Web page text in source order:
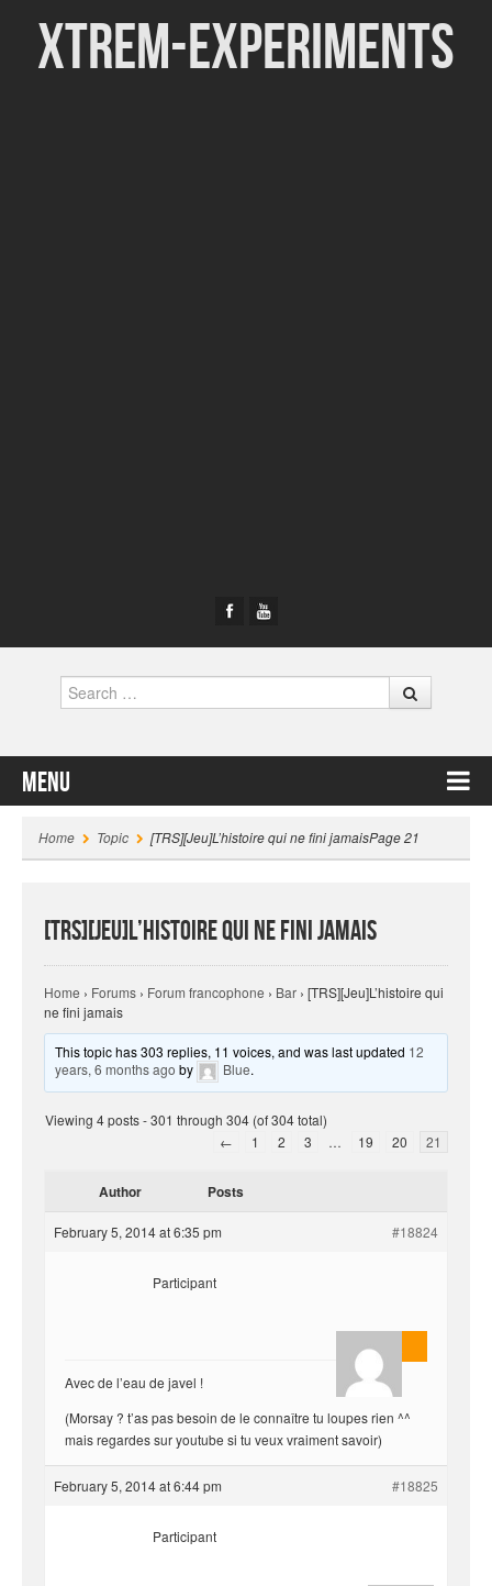
Xtrem-Experiments
Search
Menu
Home
Topic [TRS][Jeu]L’histoire qui ne fini jamaisPage 21
[TRS][Jeu]L’histoire qui ne fini jamais
Home › Forums › Forum francophone › Bar › [TRS][Jeu]L’histoire qui
ne fini jamais
This topic has 303 replies, 11 voices, and was last updated 12
years, 6 months ago by Blue.
Viewing 4 posts - 301 through 304 (of 304 total)
←
1 2 3 … 19 20 21
Author Posts
February 5, 2014 at 6:35 pm #18824
AnlonEvil.
Participant
Avec de l’eau de javel !
(Morsay ? t’as pas besoin de le connaître tu loupes rien ^^
mais regardes sur youtube si tu veux vraiment savoir)
February 5, 2014 at 6:44 pm #18825
Participant